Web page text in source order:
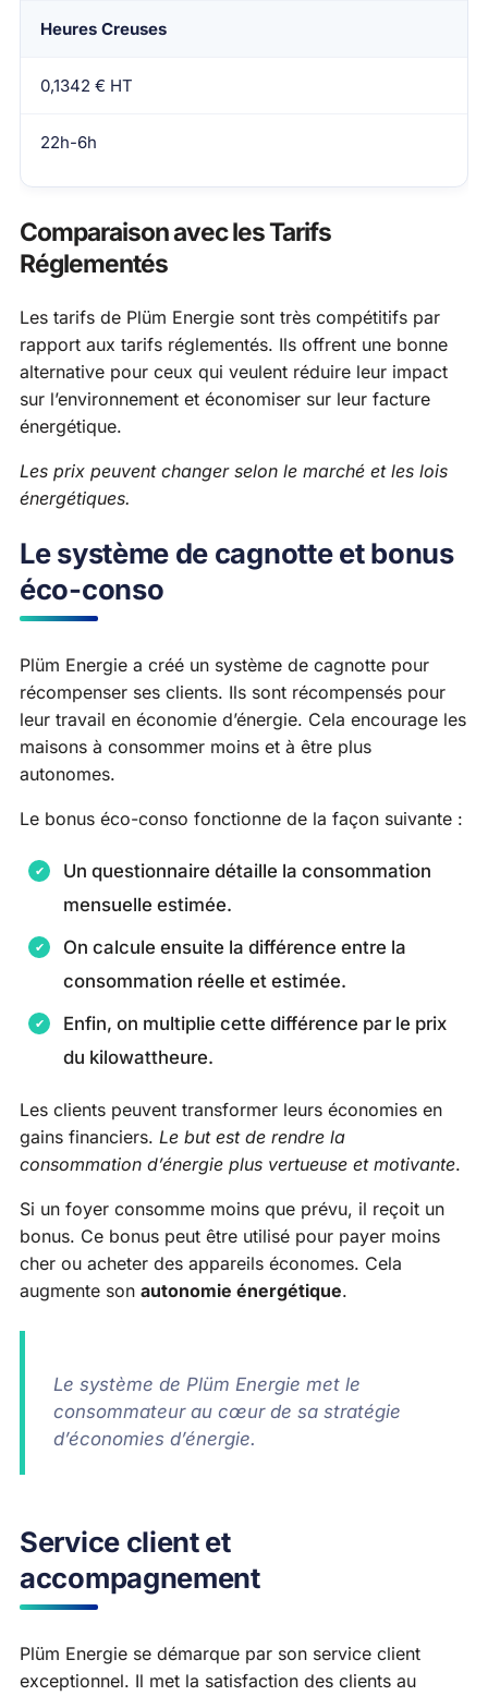
Heures Creuses
0,1342 € HT
22h-6h
Comparaison avec les Tarifs
Réglementés
Les tarifs de Plüm Energie sont très compétitifs par
rapport aux tarifs réglementés. Ils offrent une bonne
alternative pour ceux qui veulent réduire leur impact
sur l’environnement et économiser sur leur facture
énergétique.
Les prix peuvent changer selon le marché et les lois
énergétiques.
Le système de cagnotte et bonus
éco-conso
Plüm Energie a créé un système de cagnotte pour
récompenser ses clients. Ils sont récompensés pour
leur travail en économie d’énergie. Cela encourage les
maisons à consommer moins et à être plus
autonomes.
Le bonus éco-conso fonctionne de la façon suivante :
Un questionnaire détaille la consommation
mensuelle estimée.
On calcule ensuite la différence entre la
consommation réelle et estimée.
Enfin, on multiplie cette différence par le prix
du kilowattheure.
Les clients peuvent transformer leurs économies en
gains financiers. Le but est de rendre la
consommation d’énergie plus vertueuse et motivante.
Si un foyer consomme moins que prévu, il reçoit un
bonus. Ce bonus peut être utilisé pour payer moins
cher ou acheter des appareils économes. Cela
augmente son autonomie énergétique.
Le système de Plüm Energie met le
consommateur au cœur de sa stratégie
d’économies d’énergie.
Service client et
accompagnement
Plüm Energie se démarque par son service client
exceptionnel. Il met la satisfaction des clients au